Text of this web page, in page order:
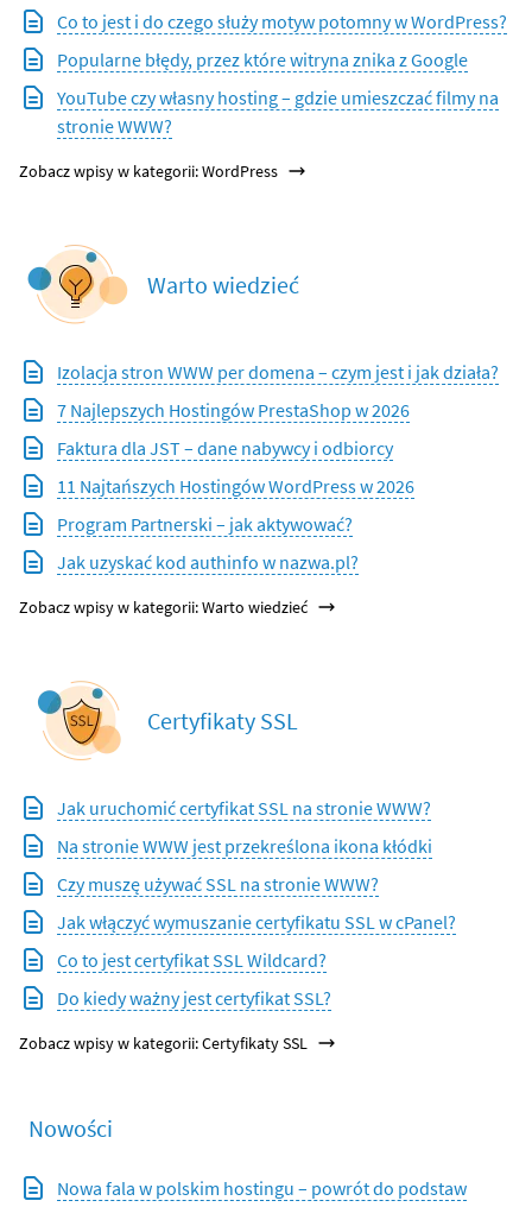
Co to jest i do czego służy motyw potomny w WordPress?
Popularne błędy, przez które witryna znika z Google
YouTube czy własny hosting – gdzie umieszczać filmy na
stronie WWW?
Zobacz wpisy w kategorii: WordPress
Warto wiedzieć
Izolacja stron WWW per domena – czym jest i jak działa?
7 Najlepszych Hostingów PrestaShop w 2026
Faktura dla JST – dane nabywcy i odbiorcy
11 Najtańszych Hostingów WordPress w 2026
Program Partnerski – jak aktywować?
Jak uzyskać kod authinfo w nazwa.pl?
Zobacz wpisy w kategorii: Warto wiedzieć
Certyfikaty SSL
Jak uruchomić certyfikat SSL na stronie WWW?
Na stronie WWW jest przekreślona ikona kłódki
Czy muszę używać SSL na stronie WWW?
Jak włączyć wymuszanie certyfikatu SSL w cPanel?
Co to jest certyfikat SSL Wildcard?
Do kiedy ważny jest certyfikat SSL?
Zobacz wpisy w kategorii: Certyfikaty SSL
Nowości
Nowa fala w polskim hostingu – powrót do podstaw